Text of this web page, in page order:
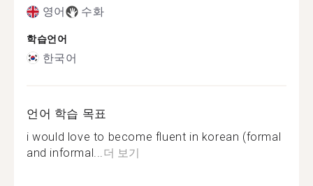
영어 수화
학습언어
한국어
언어 학습 목표
i would love to become fluent in korean (formal
and informal... 더 보기